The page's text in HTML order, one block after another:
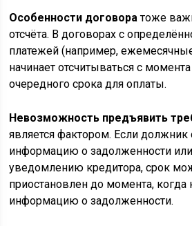
Особенности договоратоже
отсчёта. В договорах с
платежей (например,
начинает отсчитываться с
очередного срока для оплаты.
Невозможность предъявить
является фактором. Если должник
информацию о задолженности или
уведомлению кредитора, срок
приостановлен до момента, когда
информацию о задолженности.